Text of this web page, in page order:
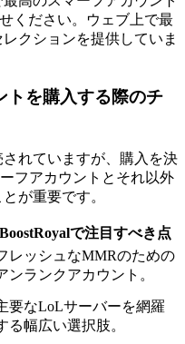
ください。ウェブ上で最
クションを提供していま
を購入する際のチ
れていますが、購入を決
フアカウントとそれ以外
が重要です。
BoostRoyalで注目すべき点
レッシュなMMRのための
ンランクアカウント。
要なLoLサーバーを網羅
る幅広い選択肢。